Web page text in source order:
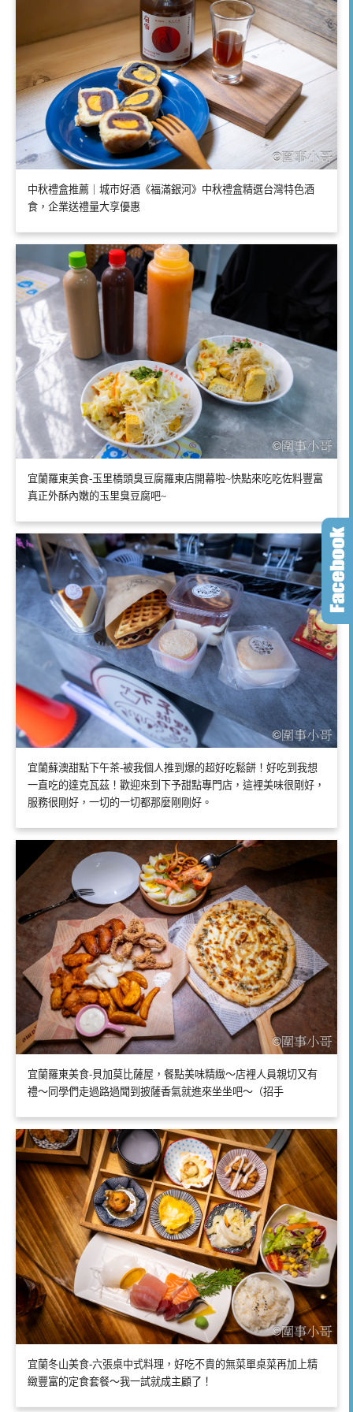
中秋禮盒推薦｜城市好酒《福滿銀河》中秋禮盒精選台灣特色酒
食，企業送禮量大享優惠
宜蘭羅東美食-玉里橋頭臭豆腐羅東店開幕啦~快點來吃吃佐料豐富
真正外酥內嫩的玉里臭豆腐吧~
宜蘭蘇澳甜點下午茶-被我個人推到爆的超好吃鬆餅！好吃到我想
一直吃的達克瓦茲！歡迎來到下予甜點專門店，這裡美味很剛好，
服務很剛好，一切的一切都那麼剛剛好。
宜蘭羅東美食-貝加莫比薩屋，餐點美味精緻～店裡人員親切又有
禮～同學們走過路過聞到披薩香氣就進來坐坐吧～（招手
宜蘭冬山美食-六張桌中式料理，好吃不貴的無菜單桌菜再加上精
緻豐富的定食套餐～我一試就成主顧了！